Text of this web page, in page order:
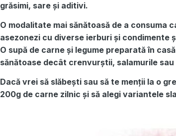
grăsimi, sare și aditivi.
O modalitate mai sănătoasă de a consuma
asezonezi cu diverse ierburi și condimente
O supă de carne și legume preparată în
sănătoase decât crenvurștii, salamurile
Dacă vrei să slăbești sau să te menții la o
200g de carne zilnic și să alegi variantele